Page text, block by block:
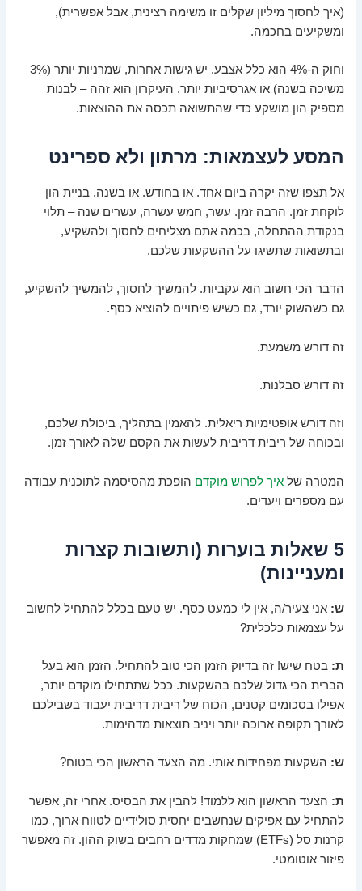
(איך לחסוך מיליון שקלים זו משימה רצינית, אבל אפשרית),
ומשקיעים בחכמה.
וחוק ה-4% הוא כלל אצבע. יש גישות אחרות, שמרניות יותר (3%
משיכה בשנה) או אגרסיביות יותר. העיקרון הוא זהה – לבנות
מספיק הון מושקע כדי שהתשואה תכסה את ההוצאות.
המסע לעצמאות: מרתון ולא ספרינט
אל תצפו שזה יקרה ביום אחד. או בחודש. או בשנה. בניית הון
לוקחת זמן. הרבה זמן. עשר, חמש עשרה, עשרים שנה – תלוי
בנקודת ההתחלה, בכמה אתם מצליחים לחסוך ולהשקיע,
ובתשואות שתשיגו על ההשקעות שלכם.
הדבר הכי חשוב הוא עקביות. להמשיך לחסוך, להמשיך להשקיע,
גם כשהשוק יורד, גם כשיש פיתויים להוציא כסף.
זה דורש משמעת.
זה דורש סבלנות.
וזה דורש אופטימיות ריאלית. להאמין בתהליך, ביכולת שלכם,
ובכוחה של ריבית דריבית לעשות את הקסם שלה לאורך זמן.
המטרה שלאיך לפרוש מוקדם הופכת מהסיסמה לתוכנית עבודה
עם מספרים ויעדים.
5 שאלות בוערות (ותשובות קצרות
ומעניינות)
ש: אני צעיר/ה, אין לי כמעט כסף. יש טעם בכלל להתחיל לחשוב
על עצמאות כלכלית?
ת: בטח שיש! זה בדיוק הזמן הכי טוב להתחיל. הזמן הוא בעל
הברית הכי גדול שלכם בהשקעות. ככל שתתחילו מוקדם יותר,
אפילו בסכומים קטנים, הכוח של ריבית דריבית יעבוד בשבילכם
לאורך תקופה ארוכה יותר ויניב תוצאות מדהימות.
ש: השקעות מפחידות אותי. מה הצעד הראשון הכי בטוח?
ת: הצעד הראשון הוא ללמוד! להבין את הבסיס. אחרי זה, אפשר
להתחיל עם אפיקים שנחשבים יחסית סולידיים לטווח ארוך, כמו
קרנות סל (ETFs) שמחקות מדדים רחבים בשוק ההון. זה מאפשר
פיזור אוטומטי.